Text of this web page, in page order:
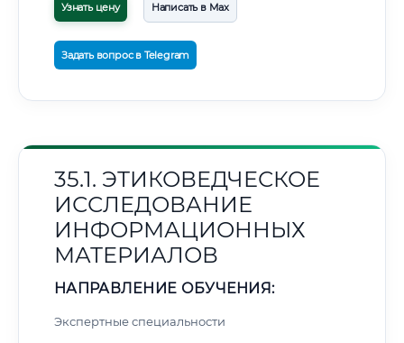
Узнать цену Написать в Max
Задать вопрос в Telegram
35.1. ЭТИКОВЕДЧЕСКОЕ
ИССЛЕДОВАНИЕ
ИНФОРМАЦИОННЫХ
МАТЕРИАЛОВ
НАПРАВЛЕНИЕ ОБУЧЕНИЯ:
Экспертные специальности